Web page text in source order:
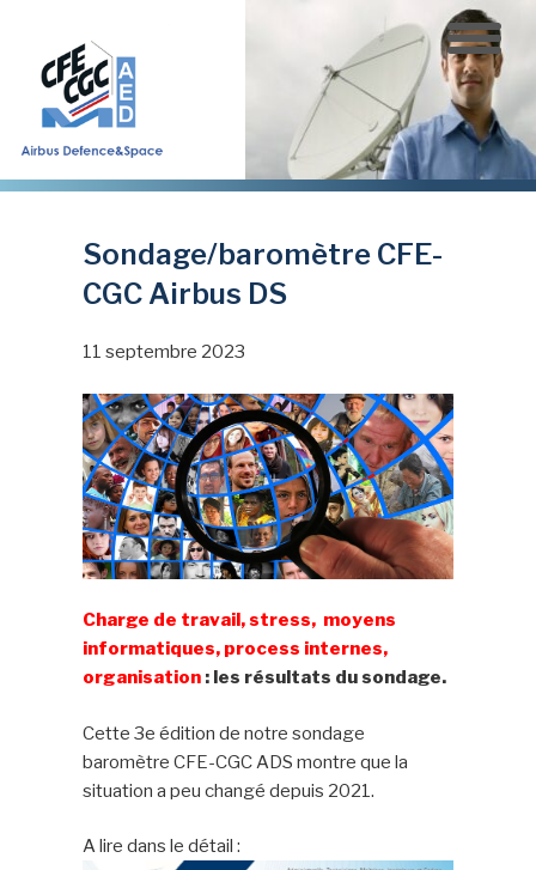
contenu
principal
Sondage/baromètre CFE-
CGC Airbus DS
11 septembre 2023
Charge de travail, stress, moyens
informatiques, process internes,
organisation : les résultats du sondage.
Cette 3e édition de notre sondage
baromètre CFE-CGC ADS montre que la
situation a peu changé depuis 2021.
A lire dans le détail :